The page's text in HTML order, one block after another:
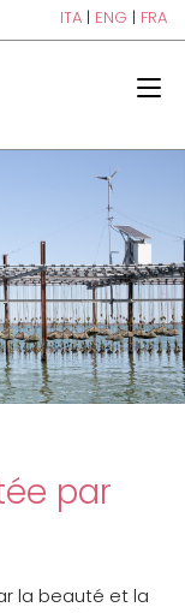
ITA | ENG | FRA
par
la beauté et la